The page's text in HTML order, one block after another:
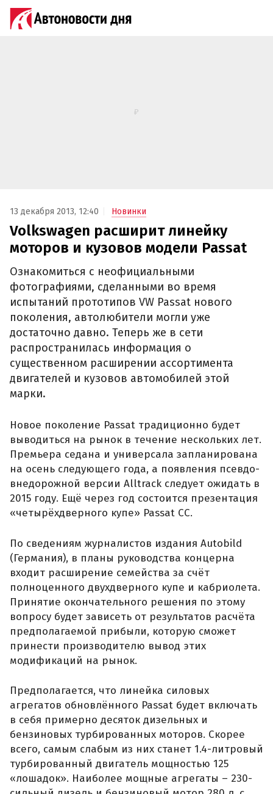
13 декабря 2013, 12:40 Новинки
Volkswagen расширит линейку
моторов и кузовов модели Passat
Ознакомиться с неофициальными
фотографиями, сделанными во время
испытаний прототипов VW Passat нового
поколения, автолюбители могли уже
достаточно давно. Теперь же в сети
распространилась информация о
существенном расширении ассортимента
двигателей и кузовов автомобилей этой
марки.
Новое поколение Passat традиционно будет
выводиться на рынок в течение нескольких лет.
Премьера седана и универсала запланирована
на осень следующего года, а появления псевдо-
внедорожной версии Alltrack следует ожидать в
2015 году. Ещё через год состоится презентация
«четырёхдверного купе» Passat CC.
По сведениям журналистов издания Autobild
(Германия), в планы руководства концерна
входит расширение семейства за счёт
полноценного двухдверного купе и кабриолета.
Принятие окончательного решения по этому
вопросу будет зависеть от результатов расчёта
предполагаемой прибыли, которую сможет
принести производителю вывод этих
модификаций на рынок.
Предполагается, что линейка силовых
агрегатов обновлённого Passat будет включать
в себя примерно десяток дизельных и
бензиновых турбированных моторов. Скорее
всего, самым слабым из них станет 1.4-литровый
турбированный двигатель мощностью 125
«лошадок». Наиболее мощные агрегаты – 230-